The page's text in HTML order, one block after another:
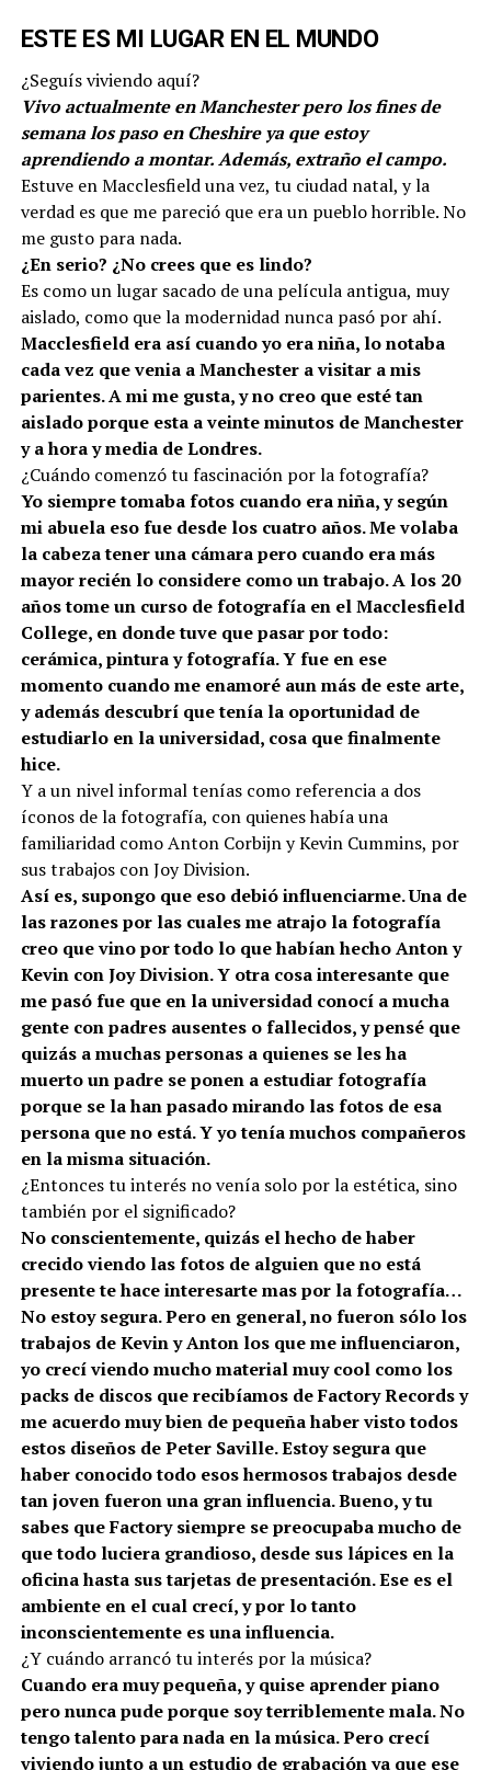
ESTE ES MI LUGAR EN EL MUNDO
¿Seguís viviendo aquí?
Vivo actualmente en Manchester pero los fines de
semana los paso en Cheshire ya que estoy
aprendiendo a montar. Además, extraño el campo.
Estuve en Macclesfield una vez, tu ciudad natal, y la
verdad es que me pareció que era un pueblo horrible. No
me gusto para nada.
¿En serio? ¿No crees que es lindo?
Es como un lugar sacado de una película antigua, muy
aislado, como que la modernidad nunca pasó por ahí.
Macclesfield era así cuando yo era niña, lo notaba
cada vez que venia a Manchester a visitar a mis
parientes. A mi me gusta, y no creo que esté tan
aislado porque esta a veinte minutos de Manchester
y a hora y media de Londres.
¿Cuándo comenzó tu fascinación por la fotografía?
Yo siempre tomaba fotos cuando era niña, y según
mi abuela eso fue desde los cuatro años. Me volaba
la cabeza tener una cámara pero cuando era más
mayor recién lo considere como un trabajo. A los 20
años tome un curso de fotografía en el Macclesfield
College, en donde tuve que pasar por todo:
cerámica, pintura y fotografía. Y fue en ese
momento cuando me enamoré aun más de este arte,
y además descubrí que tenía la oportunidad de
estudiarlo en la universidad, cosa que finalmente
hice.
Y a un nivel informal tenías como referencia a dos
íconos de la fotografía, con quienes había una
familiaridad como Anton Corbijn y Kevin Cummins, por
sus trabajos con Joy Division.
Así es, supongo que eso debió influenciarme. Una de
las razones por las cuales me atrajo la fotografía
creo que vino por todo lo que habían hecho Anton y
Kevin con Joy Division. Y otra cosa interesante que
me pasó fue que en la universidad conocí a mucha
gente con padres ausentes o fallecidos, y pensé que
quizás a muchas personas a quienes se les ha
muerto un padre se ponen a estudiar fotografía
porque se la han pasado mirando las fotos de esa
persona que no está. Y yo tenía muchos compañeros
en la misma situación.
¿Entonces tu interés no venía solo por la estética, sino
también por el significado?
No conscientemente, quizás el hecho de haber
crecido viendo las fotos de alguien que no está
presente te hace interesarte mas por la fotografía…
No estoy segura. Pero en general, no fueron sólo los
trabajos de Kevin y Anton los que me influenciaron,
yo crecí viendo mucho material muy cool como los
packs de discos que recibíamos de Factory Records y
me acuerdo muy bien de pequeña haber visto todos
estos diseños de Peter Saville. Estoy segura que
haber conocido todo esos hermosos trabajos desde
tan joven fueron una gran influencia. Bueno, y tu
sabes que Factory siempre se preocupaba mucho de
que todo luciera grandioso, desde sus lápices en la
oficina hasta sus tarjetas de presentación. Ese es el
ambiente en el cual crecí, y por lo tanto
inconscientemente es una influencia.
¿Y cuándo arrancó tu interés por la música?
Cuando era muy pequeña, y quise aprender piano
pero nunca pude porque soy terriblemente mala. No
tengo talento para nada en la música. Pero crecí
viviendo junto a un estudio de grabación ya que ese